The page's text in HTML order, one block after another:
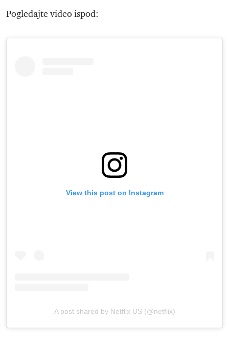
Pogledajte video ispod:
View this post on Instagram
A post shared by Netflix US (@netflix)